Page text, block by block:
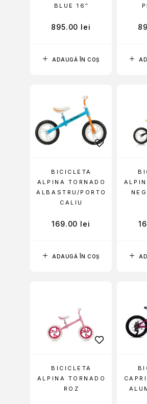
ADAUGĂ ÎN COȘ
BLUE 16″
895.00 lei
ADAUGĂ ÎN COȘ
BICICLETA
ALPINA TORNADO
ALBASTRU/PORTO
CALIU
169.00 lei
BICICLETA
ALPINA TORNADO
ROZ